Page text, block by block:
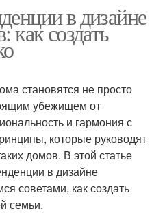
в дизайне
как создать
становятся не просто
убежищем от
и гармония с
которые руководят
домов. В этой статье
в дизайне
советами, как создать
семьи.